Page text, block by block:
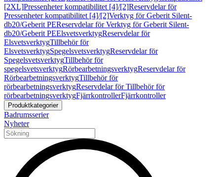
[2XL]Pressenheter kompatibilitet [4]/[2]Reservdelar för
Pressenheter kompatibilitet [4]/[2]Verktyg för Geberit Silent-
db20/Geberit PEReservdelar för Verktyg för Geberit Silent-
db20/Geberit PEElsvetsverktygReservdelar för
ElsvetsverktygTillbehör för
ElsvetsverktygSpegelsvetsverktygReservdelar för
SpegelsvetsverktygTillbehör för
spegelsvetsverktygRörbearbetningsverktygReservdelar för
RörbearbetningsverktygTillbehör för
rörbearbetningsverktygReservdelar för Tillbehör för
rörbearbetningsverktygFjärrkontrollerFjärrkontroller
Produktkategorier
Badrumsserier
Nyheter